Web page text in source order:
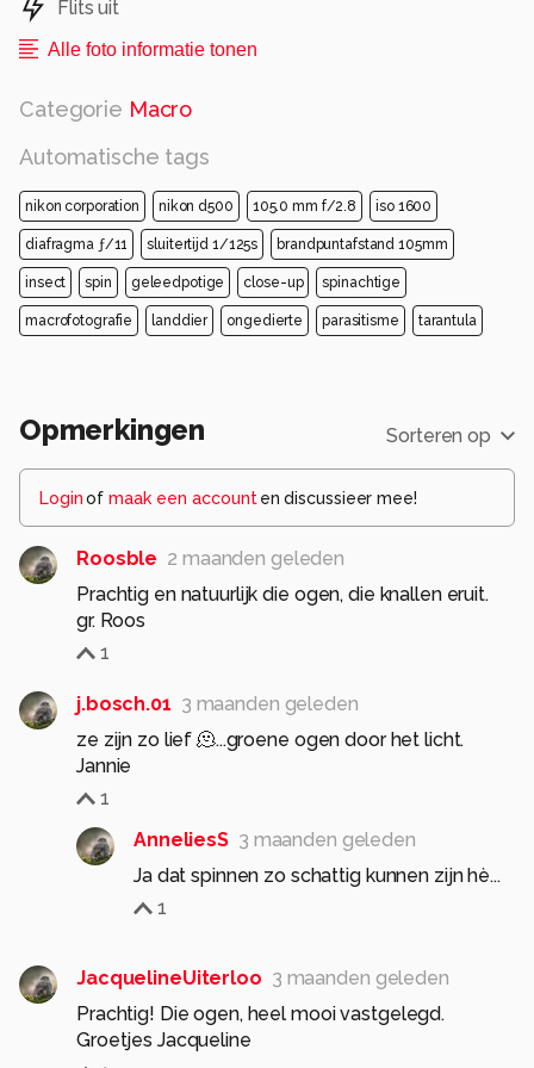
camera en statief. Ik vind deze beestjes vaak op
de grond, maar nu zat hij op een voor mij
liggen....links zie je nog een stukje van één van
de buisjes.
Alle rechten voorbehouden
Flits uit
Alle foto informatie tonen
Categorie Macro
Automatische tags
nikon corporation nikon d500 105.0 mm f/2.8 iso 1600
diafragma ƒ/11 sluitertijd 1/125s brandpuntafstand 105mm
insect spin geleedpotige close-up spinachtige
macrofotografie landdier ongedierte parasitisme tarantula
Opmerkingen Sorteren op
Loginof maak een account en discussieer mee!
Roosble 2 maanden geleden
Prachtig en natuurlijk die ogen, die knallen eruit.
gr. Roos
1
j.bosch.01 3 maanden geleden
ze zijn zo lief 🫠...groene ogen door het licht.
Jannie
1
AnneliesS 3 maanden geleden
Ja dat spinnen zo schattig kunnen zijn hè...
1
JacquelineUiterloo 3 maanden geleden
Prachtig! Die ogen, heel mooi vastgelegd.
Groetjes Jacqueline